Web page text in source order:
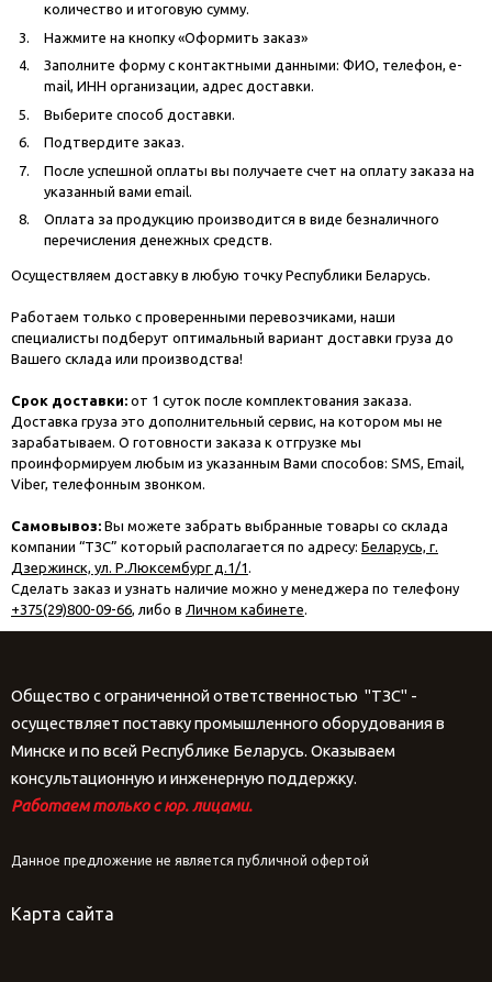
количество и итоговую сумму.
Нажмите на кнопку «Оформить заказ»
Заполните форму с контактными данными: ФИО, телефон, e-
mail, ИНН организации, адрес доставки.
Выберите способ доставки.
Подтвердите заказ.
После успешной оплаты вы получаете счет на оплату заказа на
указанный вами email.
Оплата за продукцию производится в виде безналичного
перечисления денежных средств.
Осуществляем доставку в любую точку Республики Беларусь.
Работаем только с проверенными перевозчиками, наши
специалисты подберут оптимальный вариант доставки груза до
Вашего склада или производства!
Срок доставки: от 1 суток после комплектования заказа.
Доставка груза это дополнительный сервис, на котором мы не
зарабатываем. О готовности заказа к отгрузке мы
проинформируем любым из указанным Вами способов: SMS, Email,
Viber, телефонным звонком.
Самовывоз: Вы можете забрать выбранные товары со склада
компании “ТЗС” который располагается по адресу: Беларусь, г.
Дзержинск, ул. Р.Люксембург д.1/1 .
Сделать заказ и узнать наличие можно у менеджера по телефону
+375(29)800-09-66, либо в Личном кабинете.
Общество с ограниченной ответственностью "ТЗС" -
осуществляет поставку промышленного оборудования в
Минске и по всей Республике Беларусь. Оказываем
консультационную и инженерную поддержку.
Работаем только с юр. лицами.
Данное предложение не является публичной офертой
Карта сайта